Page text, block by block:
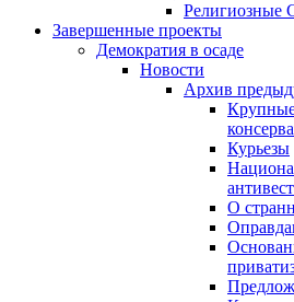
Завершенные проекты
Демократия в осаде
Новости
Архив
Курьезы
О